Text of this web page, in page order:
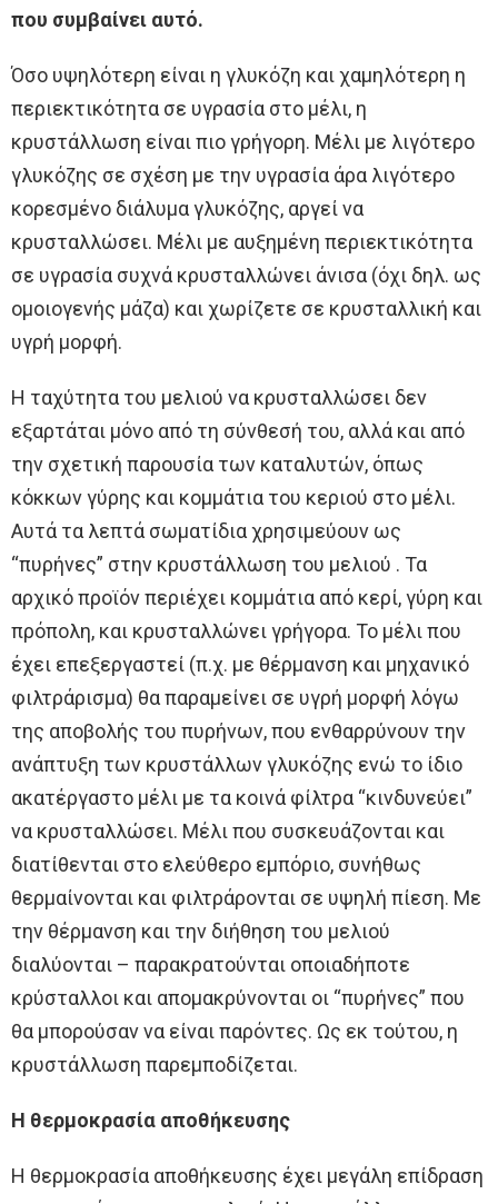
που συμβαίνει αυτό.
Όσο υψηλότερη είναι η γλυκόζη και χαμηλότερη η
περιεκτικότητα σε υγρασία στο μέλι, η
κρυστάλλωση είναι πιο γρήγορη. Μέλι με λιγότερο
γλυκόζης σε σχέση με την υγρασία άρα λιγότερο
κορεσμένο διάλυμα γλυκόζης, αργεί να
κρυσταλλώσει. Μέλι με αυξημένη περιεκτικότητα
σε υγρασία συχνά κρυσταλλώνει άνισα (όχι δηλ. ως
ομοιογενής μάζα) και χωρίζετε σε κρυσταλλική και
υγρή μορφή.
Η ταχύτητα του μελιού να κρυσταλλώσει δεν
εξαρτάται μόνο από τη σύνθεσή του, αλλά και από
την σχετική παρουσία των καταλυτών, όπως
κόκκων γύρης και κομμάτια του κεριού στο μέλι.
Αυτά τα λεπτά σωματίδια χρησιμεύουν ως
“πυρήνες” στην κρυστάλλωση του μελιού . Τα
αρχικό προϊόν περιέχει κομμάτια από κερί, γύρη και
πρόπολη, και κρυσταλλώνει γρήγορα. Το μέλι που
έχει επεξεργαστεί (π.χ. με θέρμανση και μηχανικό
φιλτράρισμα) θα παραμείνει σε υγρή μορφή λόγω
της αποβολής του πυρήνων, που ενθαρρύνουν την
ανάπτυξη των κρυστάλλων γλυκόζης ενώ το ίδιο
ακατέργαστο μέλι με τα κοινά φίλτρα “κινδυνεύει”
να κρυσταλλώσει. Μέλι που συσκευάζονται και
διατίθενται στο ελεύθερο εμπόριο, συνήθως
θερμαίνονται και φιλτράρονται σε υψηλή πίεση. Με
την θέρμανση και την διήθηση του μελιού
διαλύονται – παρακρατούνται οποιαδήποτε
κρύσταλλοι και απομακρύνονται οι “πυρήνες” που
θα μπορούσαν να είναι παρόντες. Ως εκ τούτου, η
κρυστάλλωση παρεμποδίζεται.
Η θερμοκρασία αποθήκευσης
Η θερμοκρασία αποθήκευσης έχει μεγάλη επίδραση